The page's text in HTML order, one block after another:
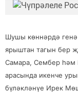
Шушы көннәрдә
ярыштан тагын бер
Самара, Сембер һәм
арасында икенче
бүләкләнүе Ирек